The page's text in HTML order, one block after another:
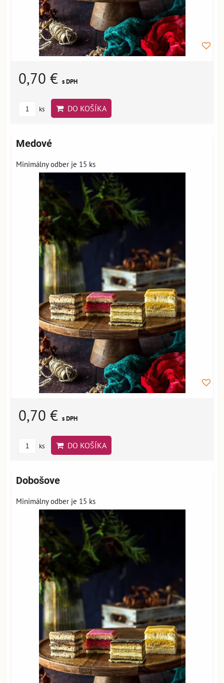
0,70 € s DPH
ks DO KOŠÍKA
Medové
Minimálny odber je 15 ks
0,70 € s DPH
ks DO KOŠÍKA
Dobošove
Minimálny odber je 15 ks